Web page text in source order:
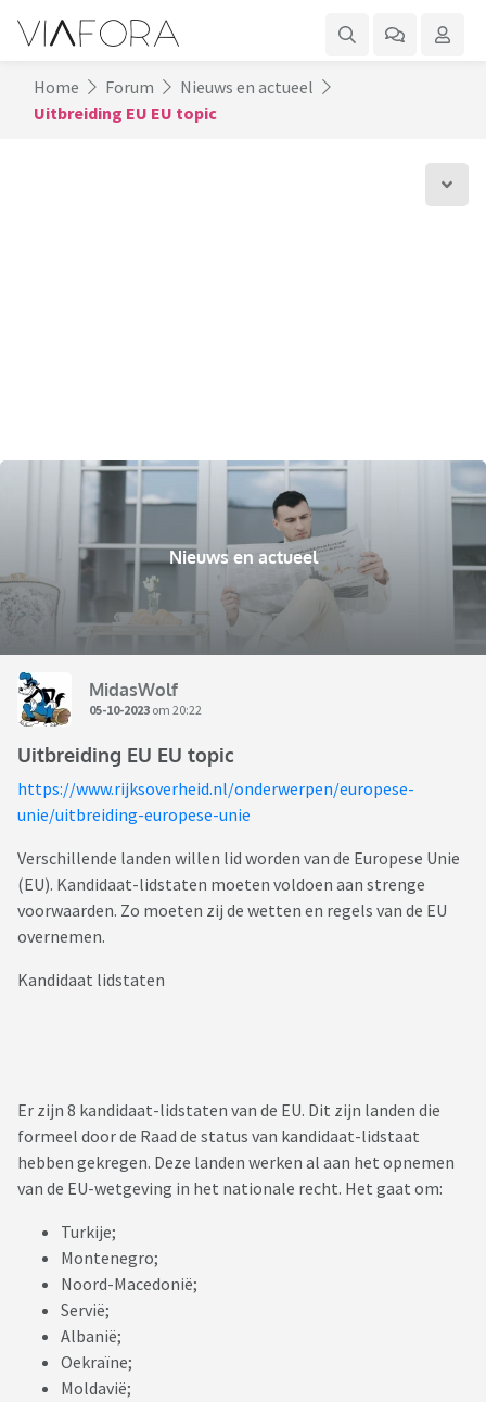
Home Forum
Nieuws en actueel
Uitbreiding EU EU topic
Nieuws en actueel
MidasWolf
05-10-2023 om 20:22
Uitbreiding EU EU topic
https://www.rijksoverheid.nl/onderwerpen/europese-
unie/uitbreiding-europese-unie
Verschillende landen willen lid worden van de Europese Unie
(EU). Kandidaat-lidstaten moeten voldoen aan strenge
voorwaarden. Zo moeten zij de wetten en regels van de EU
overnemen.
Kandidaat lidstaten
Er zijn 8 kandidaat-lidstaten van de EU. Dit zijn landen die
formeel door de Raad de status van kandidaat-lidstaat
hebben gekregen. Deze landen werken al aan het opnemen
van de EU-wetgeving in het nationale recht. Het gaat om:
Turkije;
Montenegro;
Noord-Macedonië;
Servië;
Albanië;
Oekraïne;
Moldavië;